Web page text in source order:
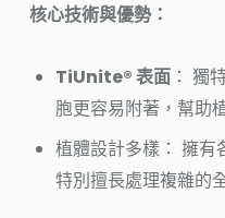
核心技術與優勢：
TiUnite® 表面： 獨
胞更容易附著，幫助
植體設計多樣： 擁有
特別擅長處理複雜的